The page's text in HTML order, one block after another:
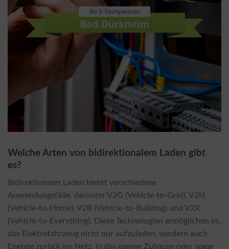
Welche Arten von bidirektionalem Laden gibt
es?
Bidirektionales Laden bietet verschiedene
Anwendungsfälle, darunter V2G (Vehicle-to-Grid), V2H
(Vehicle-to-Home), V2B (Vehicle-to-Building) und V2X
(Vehicle-to-Everything). Diese Technologien ermöglichen es,
das Elektrofahrzeug nicht nur aufzuladen, sondern auch
Energie zurück ins Netz, in das eigene Zuhause oder sogar